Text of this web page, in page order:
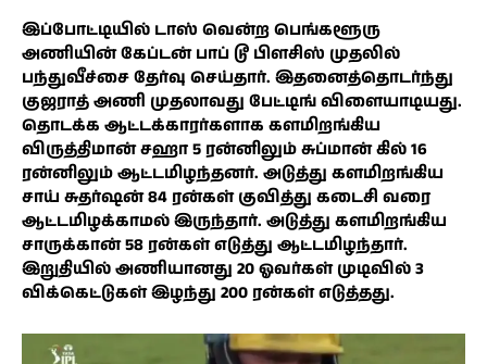
இப்போட்டியில் டாஸ் வென்ற பெங்களூரு
அணியின் கேப்டன் பாப் டூ பிளசிஸ் முதலில்
பந்துவீச்சை தேர்வு செய்தார். இதனைத்தொடர்ந்து
குஜராத் அணி முதலாவது பேட்டிங் விளையாடியது.
தொடக்க ஆட்டக்காரர்களாக களமிறங்கிய
விருத்திமான் சஹா 5 ரன்னிலும் சுப்மான் கில் 16
ரன்னிலும் ஆட்டமிழந்தனர். அடுத்து களமிறங்கிய
சாய் சுதர்ஷன் 84 ரன்கள் குவித்து கடைசி வரை
ஆட்டமிழக்காமல் இருந்தார். அடுத்து களமிறங்கிய
சாருக்கான் 58 ரன்கள் எடுத்து ஆட்டமிழந்தார்.
இறுதியில் அணியானது 20 ஓவர்கள் முடிவில் 3
விக்கெட்டுகள் இழந்து 200 ரன்கள் எடுத்தது.